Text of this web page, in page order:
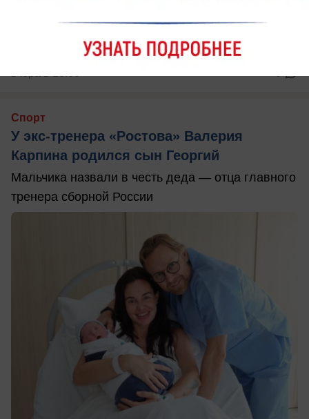
Спорт
У экс-тренера «Ростова» Валерия
Карпина родился сын Георгий
Мальчика назвали в честь деда — отца главного
тренера сборной России